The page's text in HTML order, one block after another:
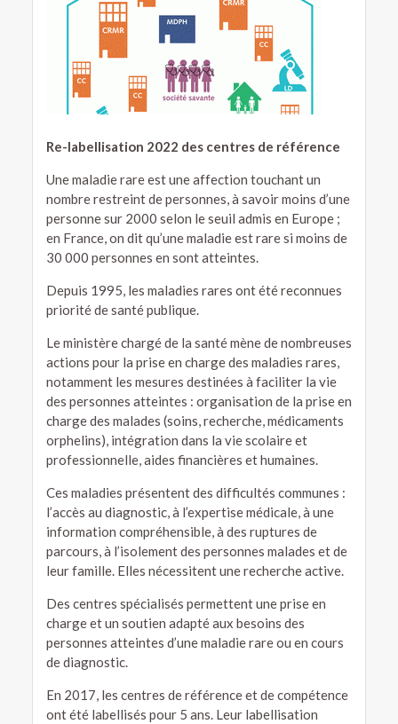
Re-labellisation 2022 des centres de référence
Une maladie rare est une affection touchant un
nombre restreint de personnes, à savoir moins d’une
personne sur 2000 selon le seuil admis en Europe ;
en France, on dit qu’une maladie est rare si moins de
30 000 personnes en sont atteintes.
Depuis 1995, les maladies rares ont été reconnues
priorité de santé publique.
Le ministère chargé de la santé mène de nombreuses
actions pour la prise en charge des maladies rares,
notamment les mesures destinées à faciliter la vie
des personnes atteintes : organisation de la prise en
charge des malades (soins, recherche, médicaments
orphelins), intégration dans la vie scolaire et
professionnelle, aides financières et humaines.
Ces maladies présentent des difficultés communes :
l’accès au diagnostic, à l’expertise médicale, à une
information compréhensible, à des ruptures de
parcours, à l’isolement des personnes malades et de
leur famille. Elles nécessitent une recherche active.
Des centres spécialisés permettent une prise en
charge et un soutien adapté aux besoins des
personnes atteintes d’une maladie rare ou en cours
de diagnostic.
En 2017, les centres de référence et de compétence
ont été labellisés pour 5 ans. Leur labellisation